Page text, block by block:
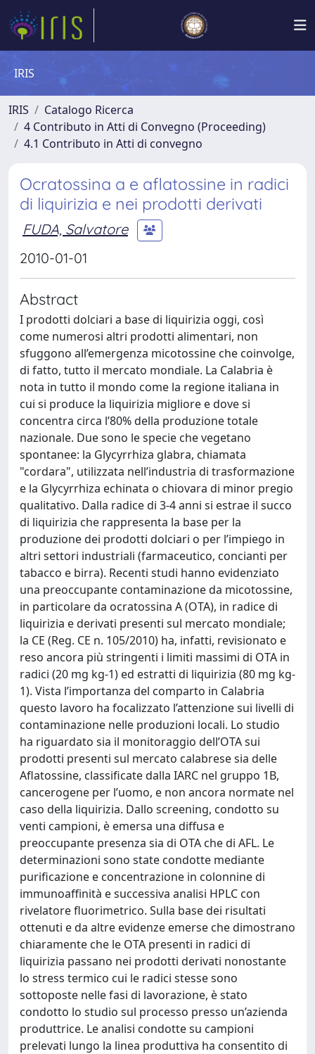
IRIS
IRIS
Catalogo Ricerca
4 Contributo in Atti di Convegno (Proceeding)
4.1 Contributo in Atti di convegno
Ocratossina a e aflatossine in radici
di liquirizia e nei prodotti derivati
FUDA, Salvatore
2010-01-01
Abstract
I prodotti dolciari a base di liquirizia oggi, così
come numerosi altri prodotti alimentari, non
sfuggono all’emergenza micotossine che coinvolge,
di fatto, tutto il mercato mondiale. La Calabria è
nota in tutto il mondo come la regione italiana in
cui si produce la liquirizia migliore e dove si
concentra circa l’80% della produzione totale
nazionale. Due sono le specie che vegetano
spontanee: la Glycyrrhiza glabra, chiamata
"cordara", utilizzata nell’industria di trasformazione
e la Glycyrrhiza echinata o chiovara di minor pregio
qualitativo. Dalla radice di 3-4 anni si estrae il succo
di liquirizia che rappresenta la base per la
produzione dei prodotti dolciari o per l’impiego in
altri settori industriali (farmaceutico, concianti per
tabacco e birra). Recenti studi hanno evidenziato
una preoccupante contaminazione da micotossine,
in particolare da ocratossina A (OTA), in radice di
liquirizia e derivati presenti sul mercato mondiale;
la CE (Reg. CE n. 105/2010) ha, infatti, revisionato e
reso ancora più stringenti i limiti massimi di OTA in
radici (20 mg kg-1) ed estratti di liquirizia (80 mg kg-
1). Vista l’importanza del comparto in Calabria
questo lavoro ha focalizzato l’attenzione sui livelli di
contaminazione nelle produzioni locali. Lo studio
ha riguardato sia il monitoraggio dell’OTA sui
prodotti presenti sul mercato calabrese sia delle
Aflatossine, classificate dalla IARC nel gruppo 1B,
cancerogene per l’uomo, e non ancora normate nel
caso della liquirizia. Dallo screening, condotto su
venti campioni, è emersa una diffusa e
preoccupante presenza sia di OTA che di AFL. Le
determinazioni sono state condotte mediante
purificazione e concentrazione in colonnine di
immunoaffinità e successiva analisi HPLC con
rivelatore fluorimetrico. Sulla base dei risultati
ottenuti e da altre evidenze emerse che dimostrano
chiaramente che le OTA presenti in radici di
liquirizia passano nei prodotti derivati nonostante
lo stress termico cui le radici stesse sono
sottoposte nelle fasi di lavorazione, è stato
condotto lo studio sul processo presso un’azienda
produttrice. Le analisi condotte su campioni
prelevati lungo la linea produttiva ha consentito di